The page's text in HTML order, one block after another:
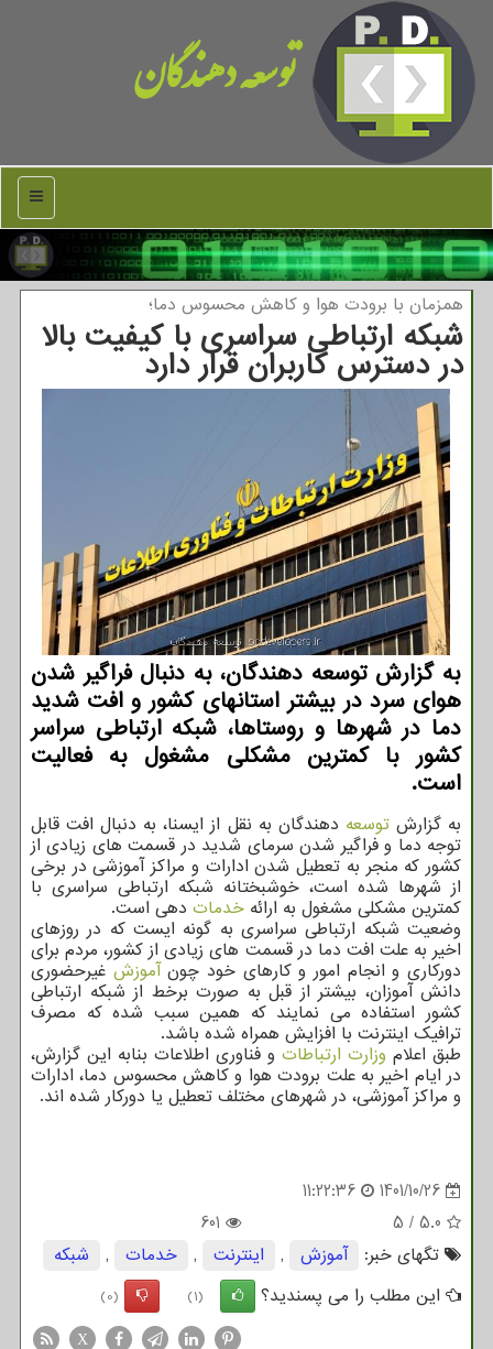
توسعه دهندگان
منو
همزمان با برودت هوا و كاهش محسوس دما؛
شبکه ارتباطی سراسری با کیفیت بالا
در دسترس کاربران قرار دارد
به گزارش توسعه دهندگان، به دنبال فراگیر شدن
هوای سرد در بیشتر استانهای کشور و افت شدید
دما در شهرها و روستاها، شبکه ارتباطی سراسر
کشور با کمترین مشکلی مشغول به فعالیت
است.
به گزارشتوسعه دهندگان به نقل از ایسنا، به دنبال افت قابل
توجه دما و فراگیر شدن سرمای شدید در قسمت های زیادی از
کشور که منجر به تعطیل شدن ادارات و مراکز آموزشی در برخی
از شهرها شده است، خوشبختانه شبکه ارتباطی سراسری با
کمترین مشکلی مشغول به ارائه خدمات دهی است.
وضعیت شبکه ارتباطی سراسری به گونه ایست که در روزهای
اخیر به علت افت دما در قسمت های زیادی از کشور، مردم برای
دورکاری و انجام امور و کارهای خود چونآموزش غیرحضوری
دانش آموزان، بیشتر از قبل به صورت برخط از شبکه ارتباطی
کشور استفاده می نمایند که همین سبب شده که مصرف
ترافیک اینترنت با افزایش همراه شده باشد.
طبق اعلام وزارت ارتباطات و فناوری اطلاعات بنابه این گزارش،
در ایام اخیر به علت برودت هوا و کاهش محسوس دما، ادارات
و مراکز آموزشی، در شهرهای مختلف تعطیل یا دورکار شده اند.
1401/10/26
11:22:36
5.0
/
5
601
تگهای خبر:
آموزش , اینترنت , خدمات ,
شبكه
این مطلب را می پسندید؟
(1)
(0)
X